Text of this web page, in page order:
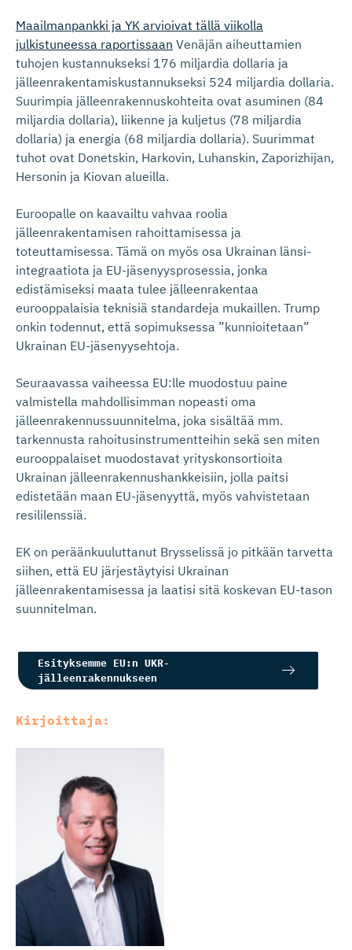
Maailmanpankki ja YK arvioivat tällä viikolla
julkistuneessa raportissaan Venäjän aiheuttamien
tuhojen kustannukseksi 176 miljardia dollaria ja
jälleenrakentamiskustannukseksi 524 miljardia dollaria.
Suurimpia jälleenrakennuskohteita ovat asuminen (84
miljardia dollaria), liikenne ja kuljetus (78 miljardia
dollaria) ja energia (68 miljardia dollaria). Suurimmat
tuhot ovat Donetskin, Harkovin, Luhanskin, Zaporizhijan,
Hersonin ja Kiovan alueilla.
Euroopalle on kaavailtu vahvaa roolia
jälleenrakentamisen rahoittamisessa ja
toteuttamisessa. Tämä on myös osa Ukrainan länsi-
integraatiota ja EU-jäsenyysprosessia, jonka
edistämiseksi maata tulee jälleenrakentaa
eurooppalaisia teknisiä standardeja mukaillen. Trump
onkin todennut, että sopimuksessa ”kunnioitetaan”
Ukrainan EU-jäsenyysehtoja.
Seuraavassa vaiheessa EU:lle muodostuu paine
valmistella mahdollisimman nopeasti oma
jälleenrakennussuunnitelma, joka sisältää mm.
tarkennusta rahoitusinstrumentteihin sekä sen miten
eurooppalaiset muodostavat yrityskonsortioita
Ukrainan jälleenrakennushankkeisiin, jolla paitsi
edistetään maan EU-jäsenyyttä, myös vahvistetaan
resililenssiä.
EK on peräänkuuluttanut Brysselissä jo pitkään tarvetta
siihen, että EU järjestäytyisi Ukrainan
jälleenrakentamisessa ja laatisi sitä koskevan EU-tason
suunnitelman.
Esityksemme EU:n UKR-
jälleenrakennukseen
Kirjoittaja: